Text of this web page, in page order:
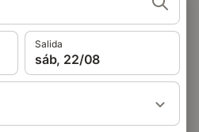
Salida
sáb, 22/08